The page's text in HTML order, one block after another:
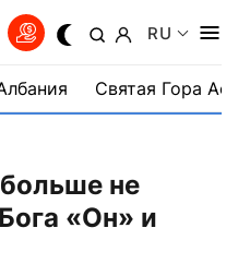
RU
Святая Гора
не
«Он» и